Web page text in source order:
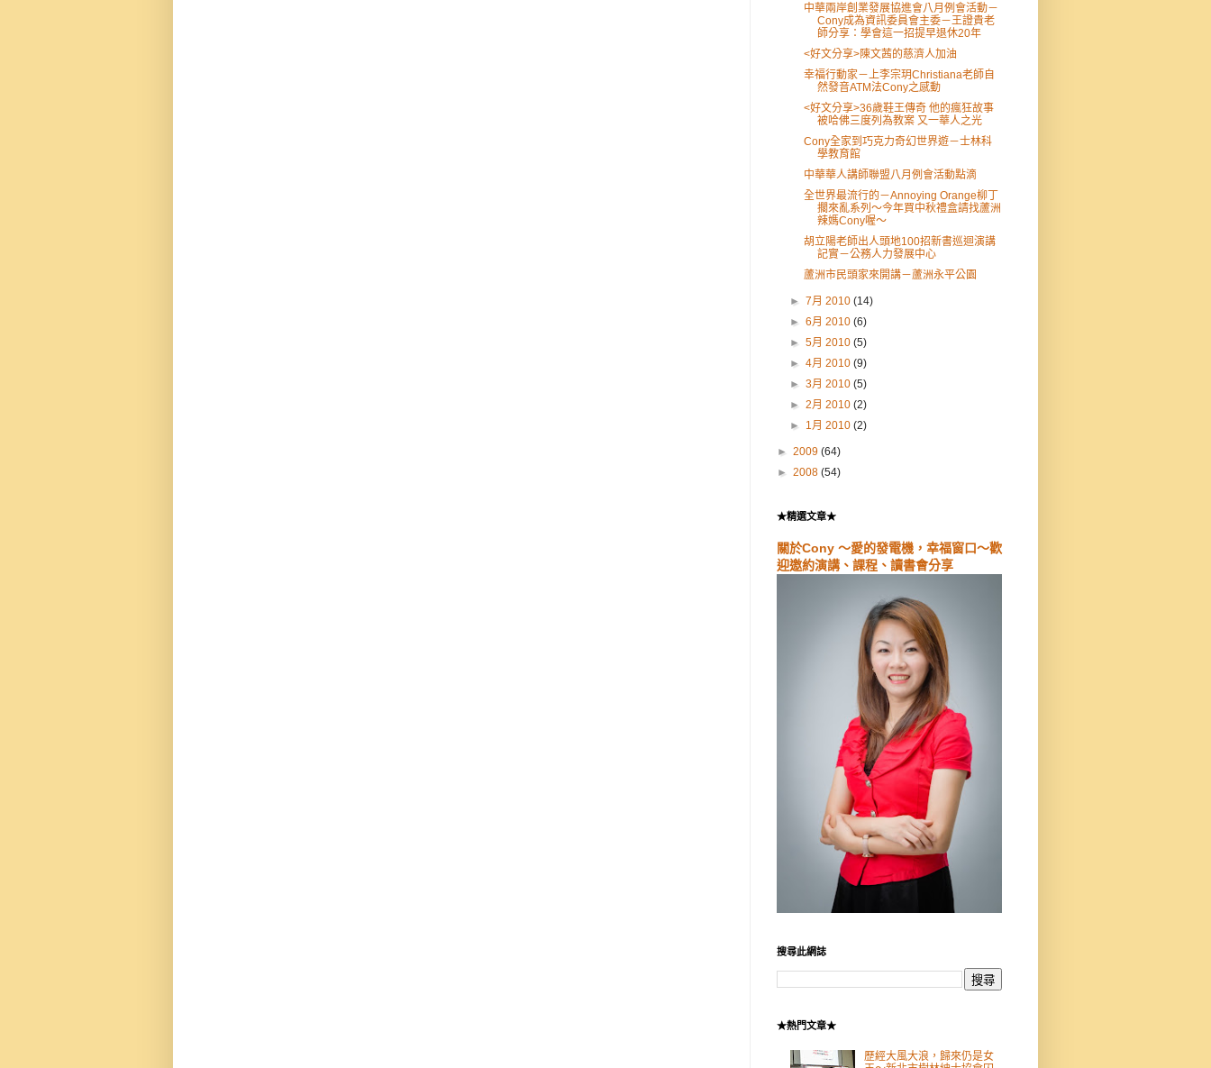
中華兩岸創業發展協進會八月例會活動－
Cony成為資訊委員會主委－王證貴老
師分享：學會這一招提早退休20年
<好文分享>陳文茜的慈濟人加油
幸福行動家－上李宗玥Christiana老師自
然發音ATM法Cony之感動
<好文分享>36歲鞋王傳奇 他的瘋狂故事
被哈佛三度列為教案 又一華人之光
Cony全家到巧克力奇幻世界遊－士林科
學教育館
中華華人講師聯盟八月例會活動點滴
全世界最流行的－Annoying Orange柳丁
擱來亂系列～今年買中秋禮盒請找蘆洲
辣媽Cony喔～
胡立陽老師出人頭地100招新書巡迴演講
記實－公務人力發展中心
蘆洲市民頭家來開講－蘆洲永平公園
►7月 2010(14)
►6月 2010(6)
►5月 2010(5)
►4月 2010(9)
►3月 2010(5)
►2月 2010(2)
► 1月 2010(2)
► 2009 (64)
► 2008 (54)
★精選文章★
關於Cony ～愛的發電機，幸福窗口～歡
迎邀約演講、課程、讀書會分享
搜尋此網誌
★熱門文章★
歷經大風大浪，歸來仍是女